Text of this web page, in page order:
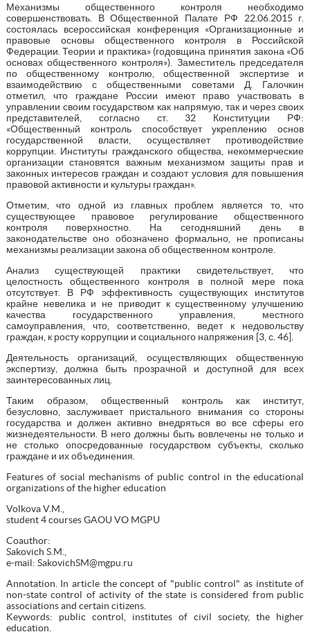
Механизмы общественного контроля необходимо
совершенствовать. В Общественной Палате РФ 22.06.2015 г.
состоялась всероссийская конференция «Организационные и
правовые основы общественного контроля в Российской
Федерации. Теории и практика» (годовщина принятия закона «Об
основах общественного контроля»). Заместитель председателя
по общественному контролю, общественной экспертизе и
взаимодействию с общественными советами Д. Галочкин
отметил, что граждане России имеют право участвовать в
управлении своим государством как напрямую, так и через своих
представителей, согласно ст. 32 Конституции РФ:
«Общественный контроль способствует укреплению основ
государственной власти, осуществляет противодействие
коррупции. Институты гражданского общества, некоммерческие
организации становятся важным механизмом защиты прав и
законных интересов граждан и создают условия для повышения
правовой активности и культуры граждан».
Отметим, что одной из главных проблем является то, что
существующее правовое регулирование общественного
контроля поверхностно. На сегодняшний день в
законодательстве оно обозначено формально, не прописаны
механизмы реализации закона об общественном контроле.
Анализ существующей практики свидетельствует, что
целостность общественного контроля в полной мере пока
отсутствует. В РФ эффективность существующих институтов
крайне невелика и не приводит к существенному улучшению
качества государственного управления, местного
самоуправления, что, соответственно, ведет к недовольству
граждан, к росту коррупции и социального напряжения [3, с. 46].
Деятельность организаций, осуществляющих общественную
экспертизу, должна быть прозрачной и доступной для всех
заинтересованных лиц.
Таким образом, общественный контроль как институт,
безусловно, заслуживает пристального внимания со стороны
государства и должен активно внедряться во все сферы его
жизнедеятельности. В него должны быть вовлечены не только и
не столько опосредованные государством субъекты, сколько
граждане и их объединения.
Features of social mechanisms of public control in the educational
organizations of the higher education
Volkova V.M.,
student 4 courses GAOU VO MGPU
Coauthor:
Sakovich S.M.,
e-mail: SakovichSM@mgpu.ru
Annotation. In article the concept of "public control" as institute of
non-state control of activity of the state is considered from public
associations and certain citizens.
Keywords: public control, institutes of civil society, the higher
education.